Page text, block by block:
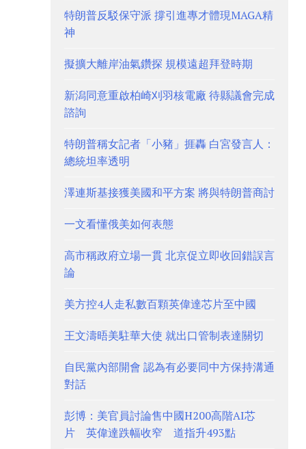
特朗普反駁保守派 撐引進專才體現MAGA精
神
擬擴大離岸油氣鑽探 規模遠超拜登時期
新潟同意重啟柏崎刈羽核電廠 待縣議會完成
諮詢
特朗普稱女記者「小豬」捱轟 白宮發言人：
總統坦率透明
澤連斯基接獲美國和平方案 將與特朗普商討
一文看懂俄美如何表態
高市稱政府立場一貫 北京促立即收回錯誤言
論
美方控4人走私數百顆英偉達芯片至中國
王文濤晤美駐華大使 就出口管制表達關切
自民黨內部開會 認為有必要同中方保持溝通
對話
彭博：美官員討論售中國H200高階AI芯
片 英偉達跌幅收窄 道指升493點